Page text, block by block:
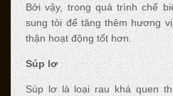
Bởi vậy, trong quá trình chế
sung tỏi để tăng thêm hương
thận hoạt động tốt hơn.
Súp lơ
Súp lơ là loại rau khá quen